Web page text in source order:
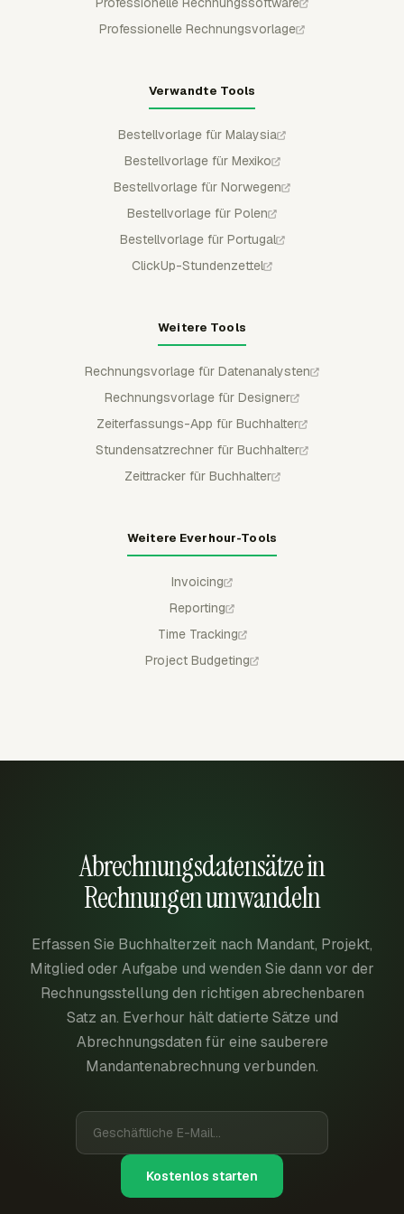
Professionelle Rechnungsvorlage
Verwandte Tools
Bestellvorlage für Malaysia
Bestellvorlage für Mexiko
Bestellvorlage für Norwegen
Bestellvorlage für Polen
Bestellvorlage für Portugal
ClickUp-Stundenzettel
Weitere Tools
Rechnungsvorlage für Datenanalysten
Rechnungsvorlage für Designer
Zeiterfassungs-App für Buchhalter
Stundensatzrechner für Buchhalter
Zeittracker für Buchhalter
Weitere Everhour-Tools
Invoicing
Reporting
Time Tracking
Project Budgeting
Abrechnungsdatensätze in
Rechnungen umwandeln
Erfassen Sie Buchhalterzeit nach Mandant, Projekt,
Mitglied oder Aufgabe und wenden Sie dann vor der
Rechnungsstellung den richtigen abrechenbaren
Satz an. Everhour hält datierte Sätze und
Abrechnungsdaten für eine sauberere
Mandantenabrechnung verbunden.
Kostenlos starten